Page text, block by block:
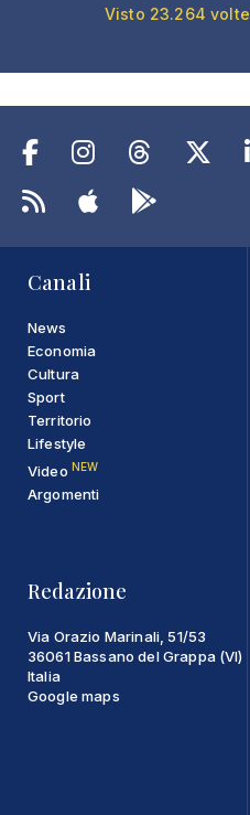
Visto 23.264 volte
Canali
News
Economia
Cultura
Sport
Territorio
Lifestyle
Video NEW
Argomenti
Redazione
Via Orazio Marinali, 51/53
36061 Bassano del Grappa (VI)
Italia
Google maps